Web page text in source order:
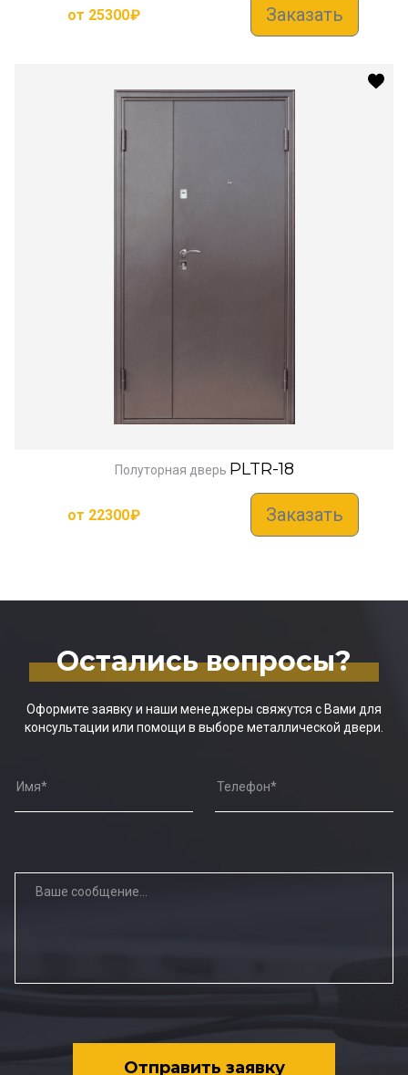
от 25300₽ Заказать
Полуторная дверь PLTR-18
от 22300₽ Заказать
Остались вопросы?
Оформите заявку и наши менеджеры свяжутся с Вами для
консультации или помощи в выборе металлической двери.
Отправить заявку